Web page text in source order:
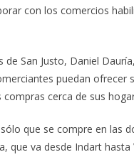
con los comercios
San Justo, Daniel
puedan ofrecer
cerca de sus
que se compre en las
que va desde Indart